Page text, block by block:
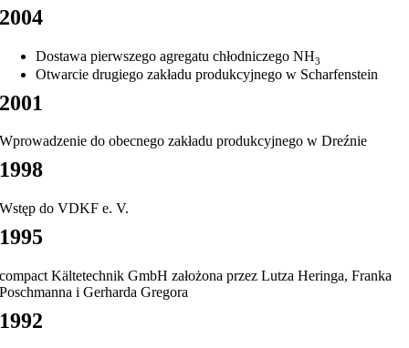
2004
Dostawa pierwszego agregatu chłodniczego NH3
Otwarcie drugiego zakładu produkcyjnego w Scharfenstein
2001
Wprowadzenie do obecnego zakładu produkcyjnego w Dreźnie
1998
Wstęp do VDKF e. V.
1995
compact Kältetechnik GmbH założona przez Lutza Heringa, Franka
Poschmanna i Gerharda Gregora
1992